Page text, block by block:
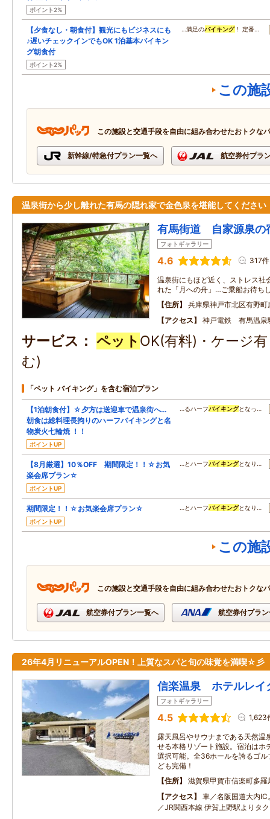
ポイント2%
【夕食なし・朝食付】観光にもビジネスにも
♪遅いチェックインでもOK 1泊基本バイキン
グ朝食付
ポイント2%
…満足のバイキング！ 定番…
この施
この施設と交通手段を自由に組み合わせたおトクな
新幹線/特急付プラン一覧へ 航空券付プラ
温泉街から少し離れた有馬の隠れ家で金色泉を堪能してください
有馬街道 自家源泉
フォトギャラリー
4.6 317件
温泉街にもほど近く、ストレス社
れた「月への舟」…ご乗船お待ち
住所
兵庫県神戸市北区有野
アクセス
神戸電鉄 有馬温泉
サービス ペット OK(有料)・ケージ
む)
「ペット バイキング」を含む宿泊プラン
【1泊朝食付】☆夕方は送迎車で温泉街へ…
朝食は総料理長拘りのハーフバイキングと名
物炭火七輪焼 ！！
ポイントUP
…るハーフバイキングとなっ…
【8月厳選】10％OFF 期間限定！！☆お気
楽会席プラン☆
ポイントUP
…とハーフバイキングとなり…
期間限定！！☆お気楽会席プラン☆
ポイントUP
…とハーフバイキングとなり…
この施
この施設と交通手段を自由に組み合わせたおトクな
航空券付プラン一覧へ 航空券付プラ
26年4月リニューアルOPEN！上質なスパと旬の味覚を満喫☆彡
信楽温泉 ホテルレイ
フォトギャラリー
4.5 1,623
露天風呂やサウナまである天然温
せる本格リゾート施設。宿泊はホ
選択可能。全36ホールを誇るゴ
ども完備！
住所
滋賀県甲賀市信楽町多羅
アクセス
車／名阪国道大内
／JR関西本線 伊賀上野駅よりタ